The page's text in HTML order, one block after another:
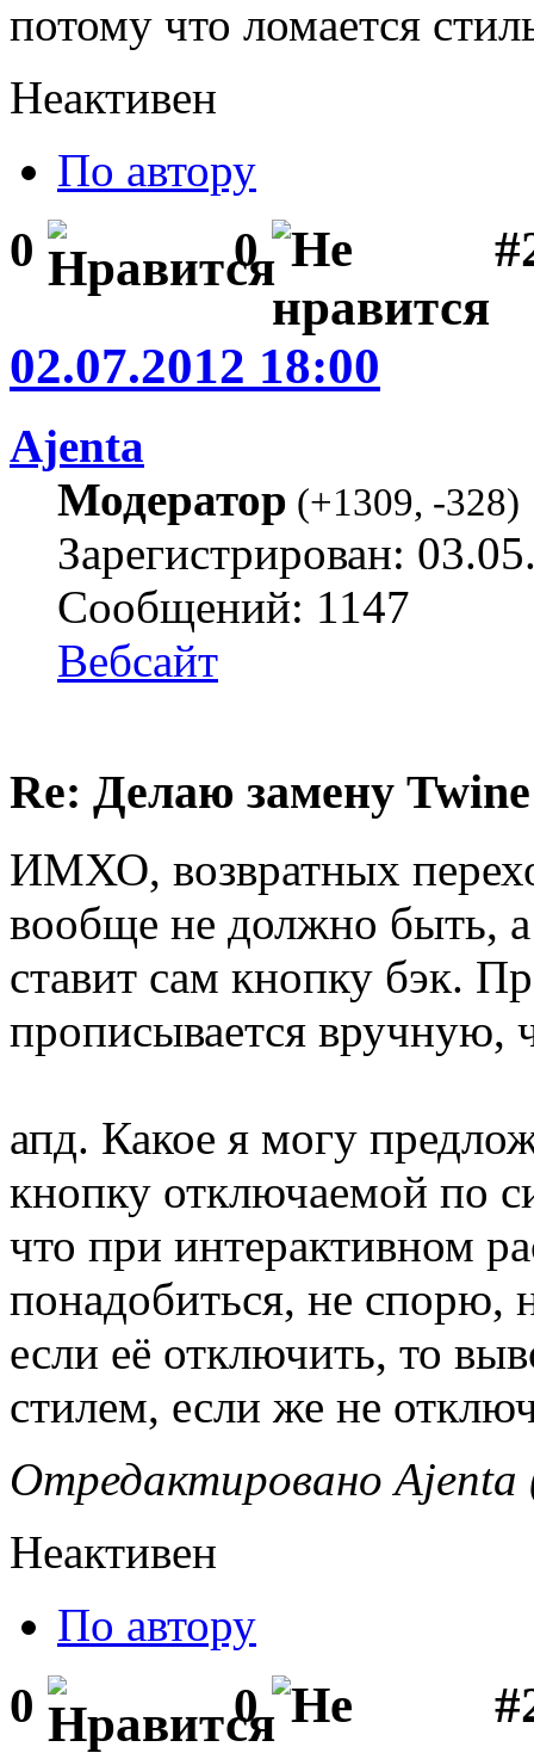
потому что ломается
Неактивен
По автору
0 0
02.07.2012 18:00
Ajenta
Модератор (+1309, -328)
Зарегистрирован:
Сообщений: 1147
Вебсайт
Re: Делаю замену
ИМХО, возвратных
вообще не должно быть, а
ставит сам кнопку бэк.
прописывается вручную,
апд. Какое я могу
кнопку отключаемой по
что при интерактивном
понадобиться, не спорю,
если её отключить, то
стилем, если же не
Отредактировано Ajenta
Неактивен
По автору
0 0